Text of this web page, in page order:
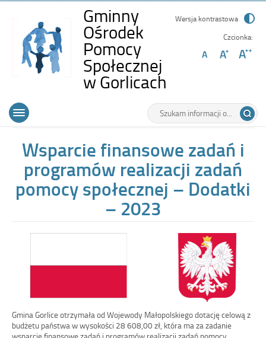
Gminny
Ośrodek
Pomocy
Społecznej
w Gorlicach
Wsparcie
finansowe
zadań
i
programów
realizacji
zadań
społecznej
Dodatki
2023
Wersja kontrastowa
Czcionka:
Wyszukiwarka
Tutaj
wpisz
Górne
Otwórz
Wsparcie finansowe zadań i
programów realizacji zadań
pomocy społecznej – Dodatki
– 2023
Gmina Gorlice otrzymała od Wojewody Małopolskiego dotację celową z
budżetu państwa w wysokości 28 608,00 zł, która ma za zadanie
wsparcie finansowe zadań i programów realizacji zadań pomocy